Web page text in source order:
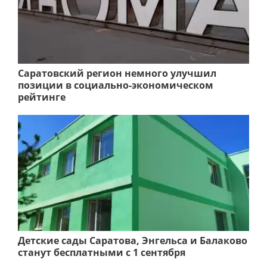
Саратовский регион немного улучшил
позиции в социально-экономическом
рейтинге
Детские сады Саратова, Энгельса и Балаково
станут бесплатными с 1 сентября